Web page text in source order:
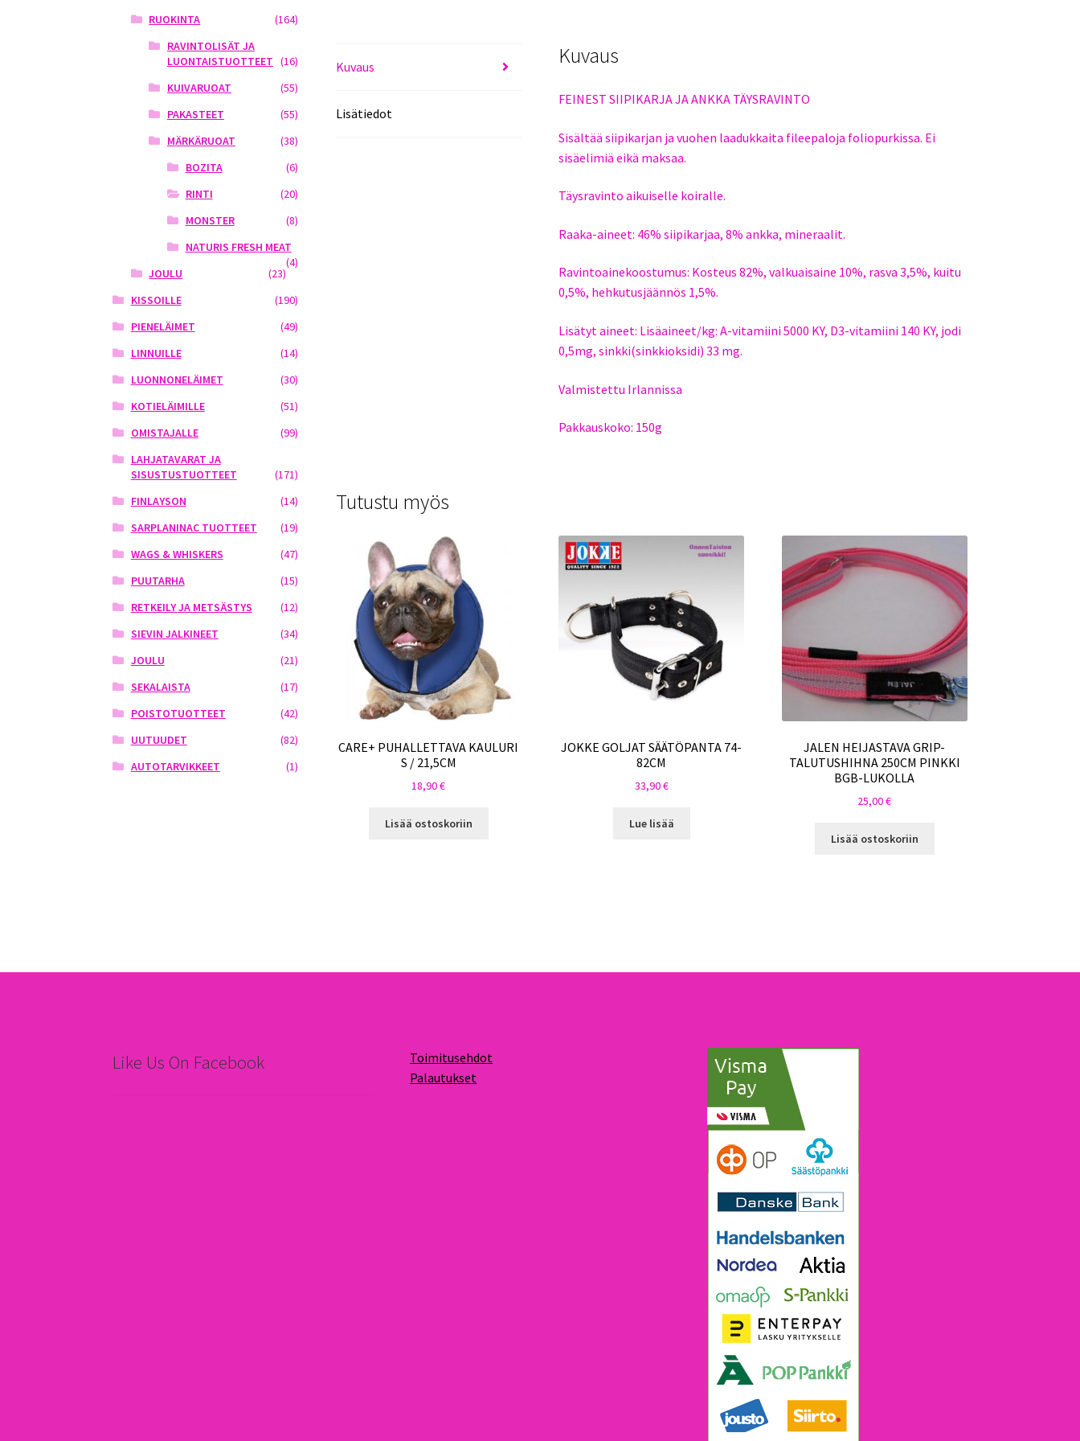
Kuvaus
Lisätiedot
Kuvaus
FEINEST SIIPIKARJA JA ANKKA TÄYSRAVINTO
Sisältää siipikarjan ja vuohen laadukkaita fileepaloja foliopurkissa. Ei
sisäelimiä eikä maksaa.
Täysravinto aikuiselle koiralle.
Raaka-aineet: 46% siipikarjaa, 8% ankka, mineraalit.
Ravintoainekoostumus: Kosteus 82%, valkuaisaine 10%, rasva 3,5%, kuitu
0,5%, hehkutusjäännös 1,5%.
Lisätyt aineet: Lisäaineet/kg: A-vitamiini 5000 KY, D3-vitamiini 140 KY, jodi
0,5mg, sinkki(sinkkioksidi) 33 mg.
Valmistettu Irlannissa
Pakkauskoko: 150g
Tutustu myös
CARE+ PUHALLETTAVA KAULURI
S / 21,5CM
18,90€
Lisää ostoskoriin
JOKKE GOLJAT SÄÄTÖPANTA 74-
82CM
33,90€
Lue lisää
JALEN HEIJASTAVA GRIP-
TALUTUSHIHNA 250CM PINKKI
BGB-LUKOLLA
25,00€
Lisää ostoskoriin
RUOKINTA
(164)
RAVINTOLISÄT JA
LUONTAISTUOTTEET (16)
KUIVARUOAT
(55)
PAKASTEET
(55)
MÄRKÄRUOAT
(38)
BOZITA
(6)
RINTI
(20)
MONSTER
(8)
NATURIS FRESH MEAT
(4)
JOULU
(23)
KISSOILLE
(190)
PIENELÄIMET
(49)
LINNUILLE
(14)
LUONNONELÄIMET
(30)
KOTIELÄIMILLE
(51)
OMISTAJALLE
(99)
LAHJATAVARAT JA
SISUSTUSTUOTTEET
(171)
FINLAYSON
(14)
SARPLANINAC TUOTTEET
(19)
WAGS & WHISKERS
(47)
PUUTARHA
(15)
RETKEILY JA METSÄSTYS
(12)
SIEVIN JALKINEET
(34)
JOULU
(21)
SEKALAISTA
(17)
POISTOTUOTTEET
(42)
UUTUUDET
(82)
AUTOTARVIKKEET
(1)
Like Us On Facebook
Toimitusehdot
Palautukset